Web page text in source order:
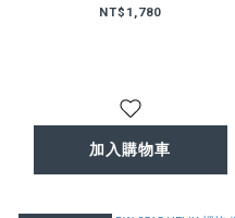
NT$1,780
加入購物車